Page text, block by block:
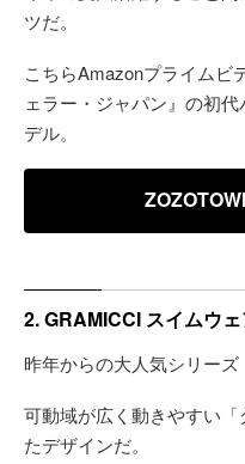
ツだ。
こちらAmazonプライムビ
ェラー・ジャパン』の初
デル。
2. GRAMICCI スイムウ
昨年からの大人気シリーズ
可動域が広く動きやすい
たデザインだ。